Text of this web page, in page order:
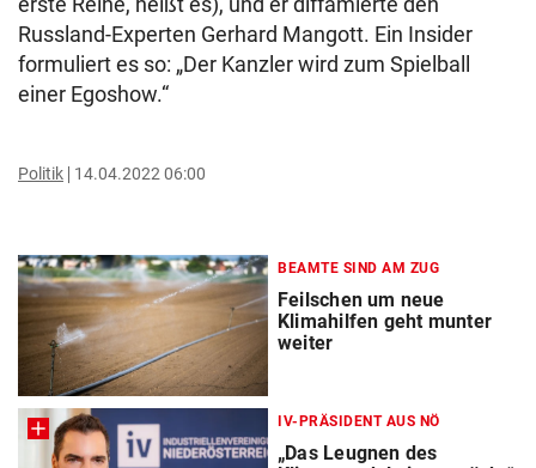
Russland-Experten Gerhard Mangott. Ein Insider
formuliert es so: „Der Kanzler wird zum Spielball
einer Egoshow.“
Politik 14.04.2022 06:00
BEAMTE SIND AM ZUG
Feilschen um neue
Klimahilfen geht munter
weiter
IV-PRÄSIDENT AUS NÖ
„Das Leugnen des